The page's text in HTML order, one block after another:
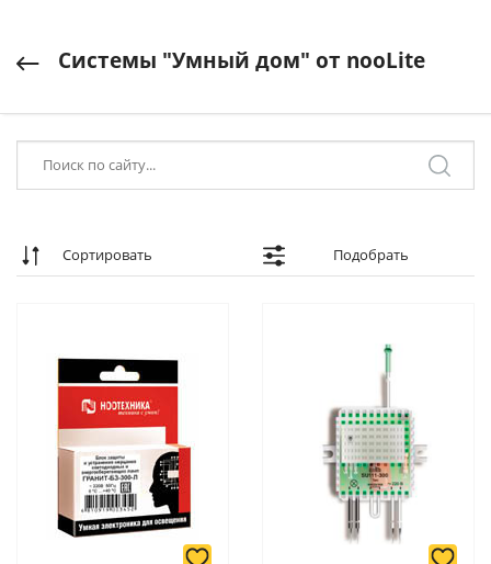
Системы "Умный дом" от nooLite
Сортировать Подобрать